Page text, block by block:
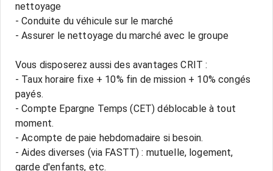
nettoyage
- Conduite du véhicule sur le marché
- Assurer le nettoyage du marché avec le groupe
Vous disposerez aussi des avantages CRIT :
- Taux horaire fixe + 10% fin de mission + 10% congés
payés.
- Compte Epargne Temps (CET) déblocable à tout
moment.
- Acompte de paie hebdomadaire si besoin.
- Aides diverses (via FASTT) : mutuelle, logement,
garde d'enfants, etc.